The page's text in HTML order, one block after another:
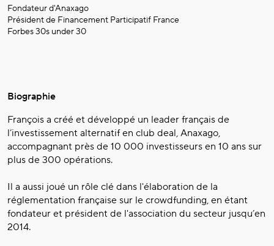
Fondateur d'Anaxago
Président de Financement Participatif France
Forbes 30s under 30
Biographie
François a créé et développé un leader français de
l’investissement alternatif en club deal, Anaxago,
accompagnant près de 10 000 investisseurs en 10 ans sur
plus de 300 opérations.
Il a aussi joué un rôle clé dans l'élaboration de la
réglementation française sur le crowdfunding, en étant
fondateur et président de l'association du secteur jusqu’en
2014.